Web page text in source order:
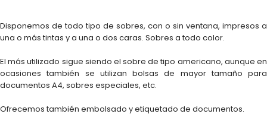
Disponemos de todo tipo de sobres, con o sin ventana, impresos a
una o más tintas y a una o dos caras. Sobres a todo color.
El más utilizado sigue siendo el sobre de tipo americano, aunque en
ocasiones también se utilizan bolsas de mayor tamaño para
documentos A4, sobres especiales, etc.
Ofrecemos también embolsado y etiquetado de documentos.